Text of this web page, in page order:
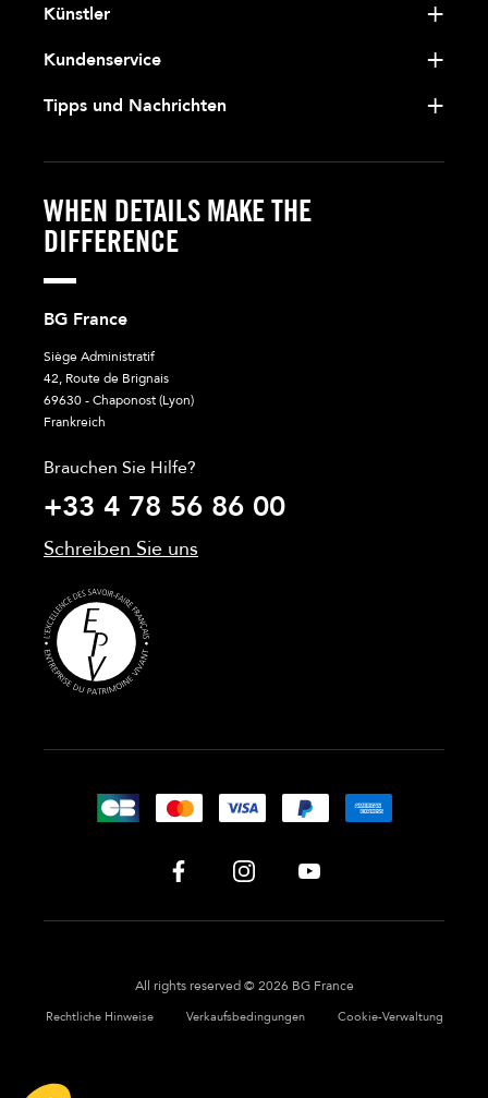
Künstler
Kundenservice
Tipps und Nachrichten
WHEN DETAILS MAKE THE
DIFFERENCE
BG France
Siège Administratif
42, Route de Brignais
69630 - Chaponost (Lyon)
Frankreich
Brauchen Sie Hilfe?
+33 4 78 56 86 00
Schreiben Sie uns
All rights reserved © 2026 BG France
Rechtliche Hinweise Verkaufsbedingungen Cookie-Verwaltung